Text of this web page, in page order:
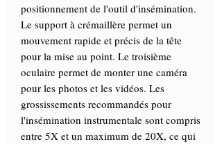
positionnement de l'outil d'insémination.
Le support à crémaillère permet un
mouvement rapide et précis de la tête
pour la mise au point. Le troisième
oculaire permet de monter une caméra
pour les photos et les vidéos. Les
grossissements recommandés pour
l'insémination instrumentale sont compris
entre 5X et un maximum de 20X, ce qui